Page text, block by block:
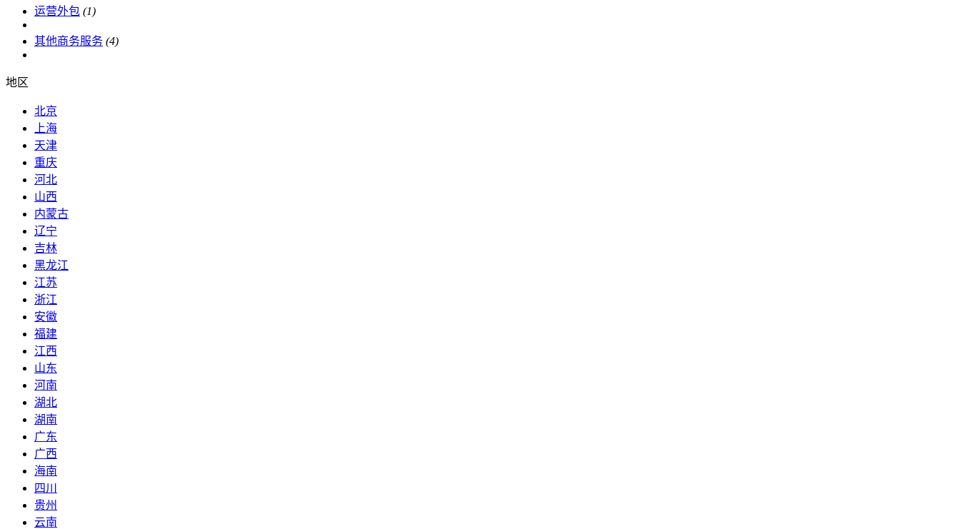
运营外包 (1)
其他商务服务 (4)
地区
北京
上海
天津
重庆
河北
山西
内蒙古
辽宁
吉林
黑龙江
江苏
浙江
安徽
福建
江西
山东
河南
湖北
湖南
广东
广西
海南
四川
贵州
云南